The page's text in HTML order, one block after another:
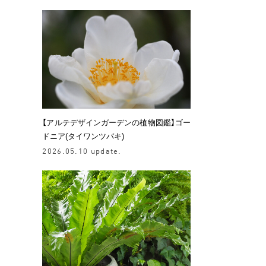
【アルテデザインガーデンの植物図鑑】ゴー
ドニア(タイワンツバキ)
2026.05.10 update.